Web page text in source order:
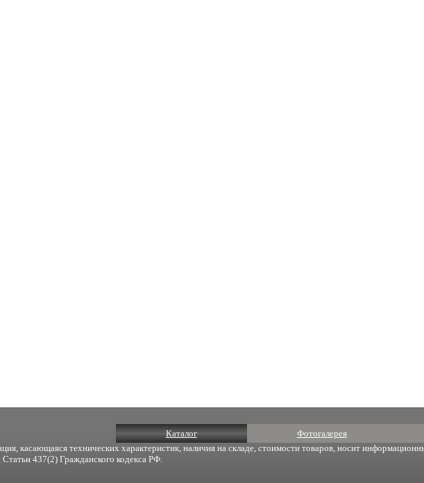
Каталог Фотогалерея
касающаяся технических характеристик, наличия на складе, стоимости товаров, носит
437(2) Гражданского кодекса РФ.